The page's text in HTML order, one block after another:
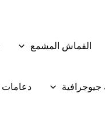
القماش المشمع
دعامات